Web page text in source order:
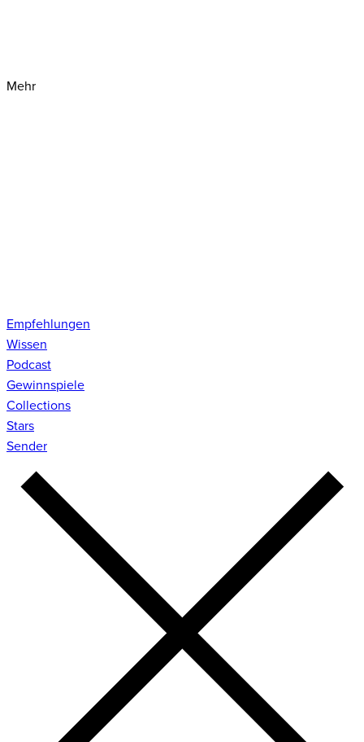
Mehr
Empfehlungen
Wissen
Podcast
Gewinnspiele
Collections
Stars
Sender